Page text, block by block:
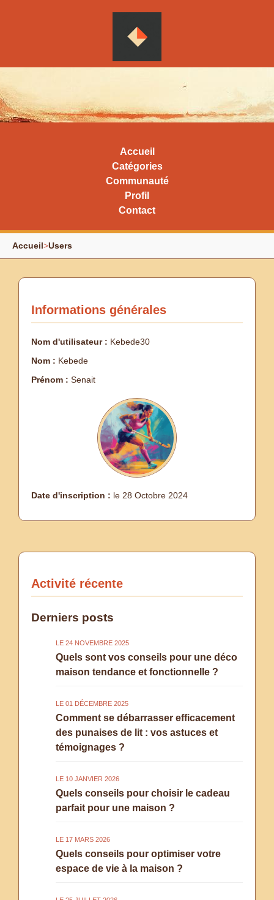
Accueil
Catégories
Communauté
Profil
Contact
Accueil>Users
Informations générales
Nom d'utilisateur : Kebede30
Nom : Kebede
Prénom : Senait
Date d'inscription : le 28 Octobre 2024
Activité récente
Derniers posts
LE 24 NOVEMBRE 2025
Quels sont vos conseils pour une déco
maison tendance et fonctionnelle ?
LE 01 DÉCEMBRE 2025
Comment se débarrasser efficacement
des punaises de lit : vos astuces et
témoignages ?
LE 10 JANVIER 2026
Quels conseils pour choisir le cadeau
parfait pour une maison ?
LE 17 MARS 2026
Quels conseils pour optimiser votre
espace de vie à la maison ?